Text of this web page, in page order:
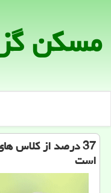
مسكن
37 درصد از
است